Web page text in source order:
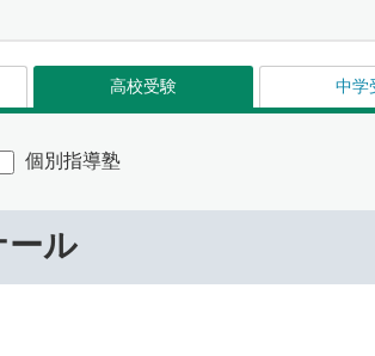
高校受験 中学
個別指導塾
ール